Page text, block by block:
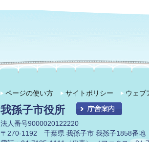
ページの使い方 サイトポリシー ウェブ
我孫子市役所
法人番号9000020122220
〒270-1192 千葉県 我孫子市 我孫子1858番地